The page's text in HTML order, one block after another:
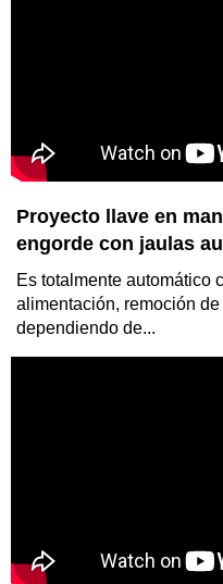
Proyecto llave en
engorde con jaulas
Es totalmente automático
alimentación, remoción
dependiendo de...